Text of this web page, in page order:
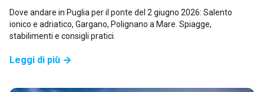
Dove andare in Puglia per il ponte del 2 giugno 2026: Salento
ionico e adriatico, Gargano, Polignano a Mare. Spiagge,
stabilimenti e consigli pratici.
Leggi di più